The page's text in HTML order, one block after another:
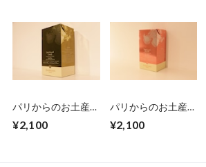
パリからのお土産
Frères アイスティー
¥2,100
パリからのお土産
Frères アイスティー
¥2,100